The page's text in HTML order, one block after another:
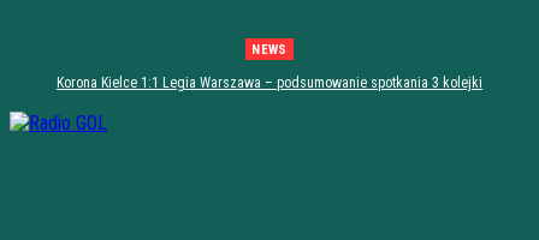
NEWS
Korona Kielce 1:1 Legia Warszawa – podsumowanie spotkania 3 kolejki